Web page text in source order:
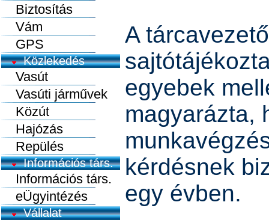
Biztosítás
Vám
GPS
Közlekedés
Vasút
Vasúti járművek
Közút
Hajózás
Repülés
Információs társ.
Információs társ.
eÜgyintézés
Vállalat
A tárcavezető
egyebek
magyarázta,
kérdésnek
egy évben.